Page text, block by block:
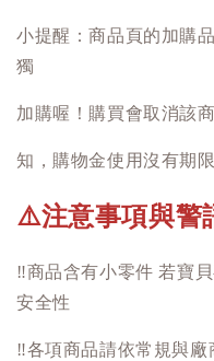
小提醒：商品頁的加購
獨
加購喔！購買會取消該
知，購物金使用沒有期限
⚠️注意事項與警
‼️商品含有小零件 若寶
安全性
‼️各項商品請依常規與廠